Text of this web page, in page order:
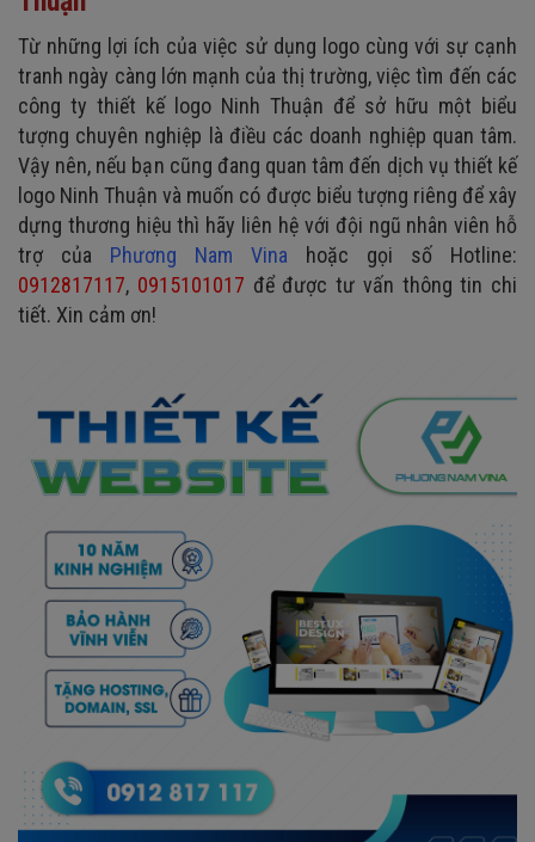
Từ những lợi ích của việc sử dụng logo cùng với sự cạnh
tranh ngày càng lớn mạnh của thị trường, việc tìm đến các
công ty thiết kế logo Ninh Thuận để sở hữu một biểu
tượng chuyên nghiệp là điều các doanh nghiệp quan tâm.
Vậy nên, nếu bạn cũng đang quan tâm đến dịch vụ thiết kế
logo Ninh Thuận và muốn có được biểu tượng riêng để xây
dựng thương hiệu thì hãy liên hệ với đội ngũ nhân viên hỗ
trợ của Phương Nam Vina hoặc gọi số Hotline:
0912817117, 0915101017 để được tư vấn thông tin chi
tiết. Xin cảm ơn!